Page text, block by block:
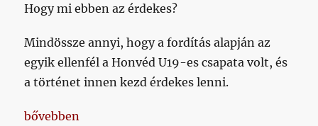
Hogy mi ebben az érdekes?
Mindössze annyi, hogy a fordítás alapján az
egyik ellenfél a Honvéd U19-es csapata volt, és
a történet innen kezd érdekes lenni.
„Váratlan edzőmeccs a semmiből: győzelem egy
bővebben